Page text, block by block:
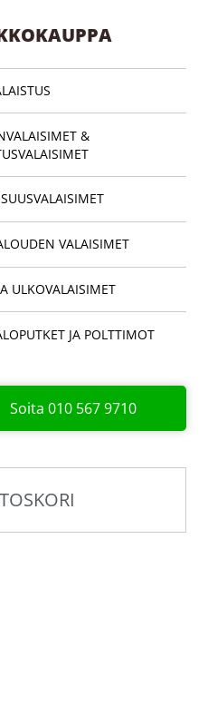
&
VALAISIMET
ULKOVALAISIMET
JA POLTTIMOT
Soita 010 567 9710